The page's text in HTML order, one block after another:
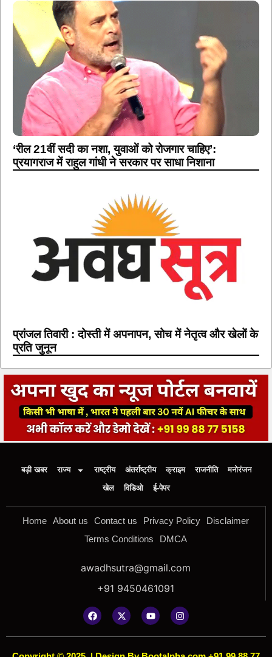
‘रील 21वीं सदी का नशा, युवाओं को रोजगार चाहिए’:
प्रयागराज में राहुल गांधी ने सरकार पर साधा निशाना
प्रांजल तिवारी : दोस्ती में अपनापन, सोच में नेतृत्व और खेलों के
प्रति जुनून
बड़ी खबर राज्य राष्ट्रीय अंतर्राष्ट्रीय क्राइम राजनीति
मनोरंजन
खेल
विडिओ ई-पेपर
Home About us Contact us Privacy Policy
Disclaimer
Terms Conditions
DMCA
awadhsutra@gmail.com
+91 9450461091